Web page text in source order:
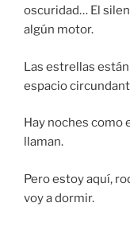
oscuridad… El
algún motor.
Las estrellas
espacio
Hay noches como
llaman.
Pero estoy aquí,
voy a dormir.